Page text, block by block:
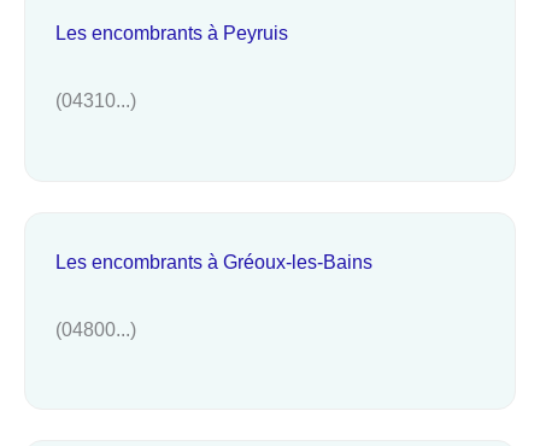
Les encombrants à Peyruis
(04310...)
Les encombrants à Gréoux-les-Bains
(04800...)